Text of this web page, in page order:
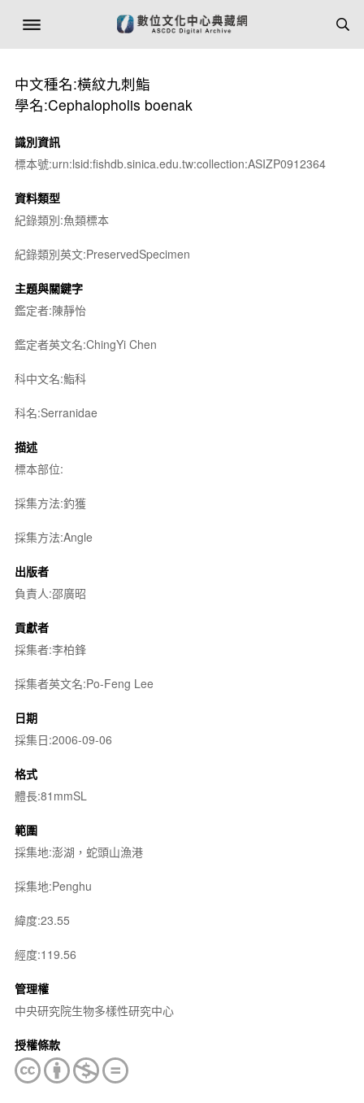
中文種名:橫紋九刺鮨
學名:Cephalopholis boenak
識別資訊
標本號:urn:lsid:fishdb.sinica.edu.tw:collection:ASIZP0912364
資料類型
紀錄類別:魚類標本
紀錄類別英文:PreservedSpecimen
主題與關鍵字
鑑定者:陳靜怡
鑑定者英文名:ChingYi Chen
科中文名:鮨科
科名:Serranidae
描述
標本部位:
採集方法:釣獲
採集方法:Angle
出版者
負責人:邵廣昭
貢獻者
採集者:李柏鋒
採集者英文名:Po-Feng Lee
日期
採集日:2006-09-06
格式
體長:81mmSL
範圍
採集地:澎湖，蛇頭山漁港
採集地:Penghu
緯度:23.55
經度:119.56
管理權
中央研究院生物多樣性研究中心
授權條款